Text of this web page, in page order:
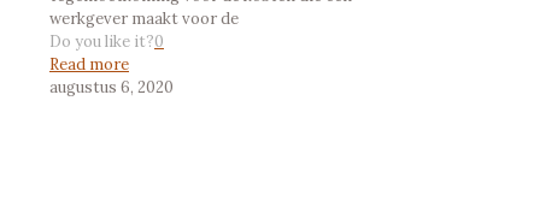
werkgever maakt voor de
Do you like it?0
Read more
augustus 6, 2020